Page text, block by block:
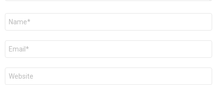
electrónico
*